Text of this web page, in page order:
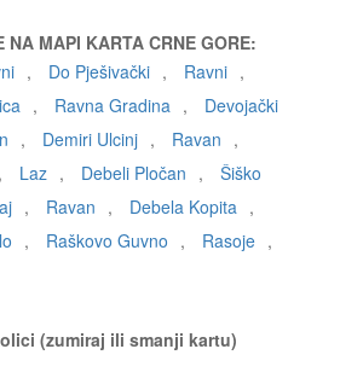
NA MAPI KARTA CRNE GORE:
, Do Pješivački , Ravni ,
, Ravna Gradina ,
Devojački
, Demiri Ulcinj , Ravan ,
, Laz , Debeli Pločan ,
Šiško
, Ravan , Debela Kopita ,
, Raškovo Guvno , Rasoje ,
(zumiraj ili smanji kartu)